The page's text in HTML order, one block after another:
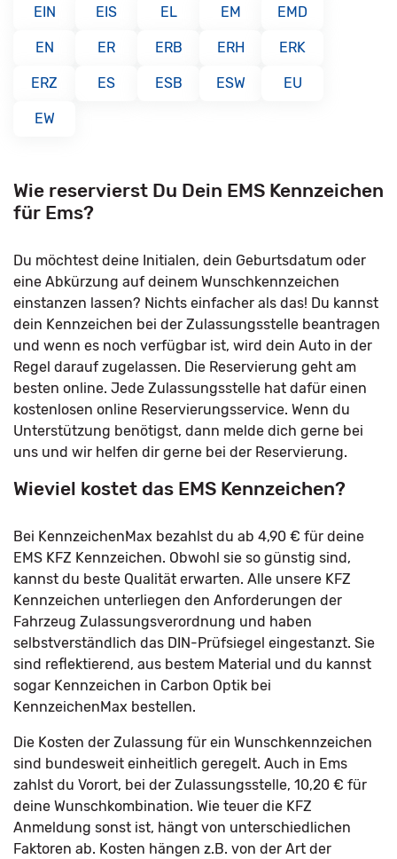
EIN EIS EL EM EMD
EN ER ERB ERH ERK
ERZ ES ESB ESW EU
EW
Wie reservierst Du Dein EMS Kennzeichen
für Ems?
Du möchtest deine Initialen, dein Geburtsdatum oder
eine Abkürzung auf deinem Wunschkennzeichen
einstanzen lassen? Nichts einfacher als das! Du kannst
dein Kennzeichen bei der Zulassungsstelle beantragen
und wenn es noch verfügbar ist, wird dein Auto in der
Regel darauf zugelassen. Die Reservierung geht am
besten online. Jede Zulassungsstelle hat dafür einen
kostenlosen online Reservierungsservice. Wenn du
Unterstützung benötigst, dann melde dich gerne bei
uns und wir helfen dir gerne bei der Reservierung.
Wieviel kostet das EMS Kennzeichen?
Bei KennzeichenMax bezahlst du ab 4,90 € für deine
EMS KFZ Kennzeichen. Obwohl sie so günstig sind,
kannst du beste Qualität erwarten. Alle unsere KFZ
Kennzeichen unterliegen den Anforderungen der
Fahrzeug Zulassungsverordnung und haben
selbstverständlich das DIN-Prüfsiegel eingestanzt. Sie
sind reflektierend, aus bestem Material und du kannst
sogar Kennzeichen in Carbon Optik bei
KennzeichenMax bestellen.
Die Kosten der Zulassung für ein Wunschkennzeichen
sind bundesweit einheitlich geregelt. Auch in Ems
zahlst du Vorort, bei der Zulassungsstelle, 10,20 € für
deine Wunschkombination. Wie teuer die KFZ
Anmeldung sonst ist, hängt von unterschiedlichen
Faktoren ab. Kosten hängen z.B. von der Art der